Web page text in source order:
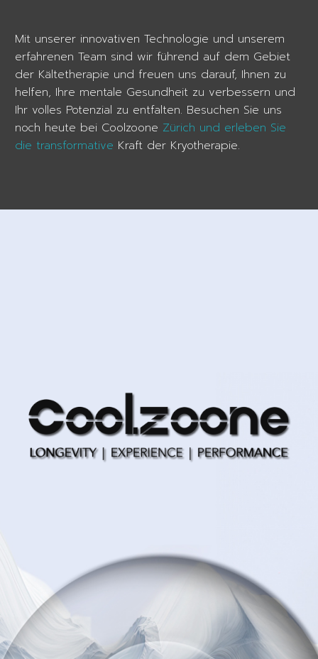
Mit unserer innovativen Technologie und unserem
erfahrenen Team sind wir führend auf dem Gebiet
der Kältetherapie und freuen uns darauf, Ihnen zu
helfen, Ihre mentale Gesundheit zu verbessern und
Ihr volles Potenzial zu entfalten. Besuchen Sie uns
noch heute bei Coolzoone Zürich und erleben Sie
die transformative Kraft der Kryotherapie.